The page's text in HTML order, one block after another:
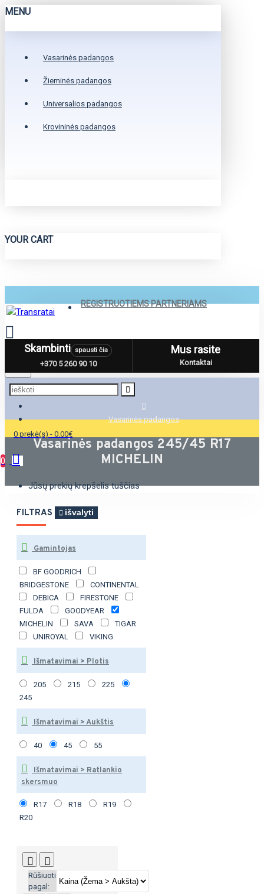
MENU
Vasarinės padangos
Žieminės padangos
Universalios padangos
Krovininės padangos
YOUR CART
REGISTRUOTIEMS PARTNERIAMS
Menu
0 prekė(s) - 0.00€
0
Jūsų prekių krepšelis tuščias
Skambinti spausti čia
+370 5 260 90 10
Mus rasite
Kontaktai
Vasarinės padangos
Vasarinės padangos 245/45 R17
MICHELIN
FILTRAS išvalyti
Gamintojas
BF GOODRICH
BRIDGESTONE
CONTINENTAL
DEBICA
FIRESTONE
FULDA
GOODYEAR
MICHELIN
SAVA
TIGAR
UNIROYAL
VIKING
Išmatavimai > Plotis
205 215
225
245
Išmatavimai > Aukštis
40 45 55
Išmatavimai > Ratlankio
skersmuo
R17 R18
R19
R20
Rūšiuoti
pagal: